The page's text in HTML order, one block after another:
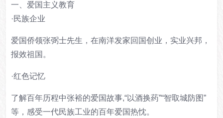
一、爱国主义教育
·民族企业
爱国侨领张弼士先生，在南洋发家回国创业，实业兴邦，
报效祖国。
·红色记忆
了解百年历程中张裕的爱国故事,“以酒换药”“智取城防图”
等，感受一代民族工业的百年爱国热忱。